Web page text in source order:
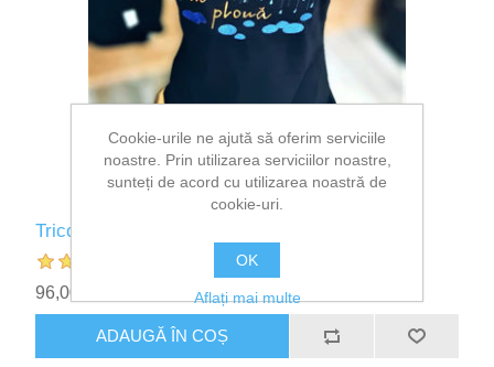
Tricou "Azi Ma Fac Ca Ploua"
96,00 lei
Cookie-urile ne ajută să oferim serviciile
noastre. Prin utilizarea serviciilor noastre,
sunteți de acord cu utilizarea noastră de
cookie-uri.
OK
Aflați mai multe